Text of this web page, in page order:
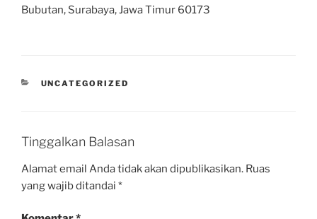
Bubutan, Surabaya, Jawa Timur 60173
UNCATEGORIZED
Tinggalkan Balasan
Alamat email Anda tidak akan dipublikasikan. Ruas
yang wajib ditandai *